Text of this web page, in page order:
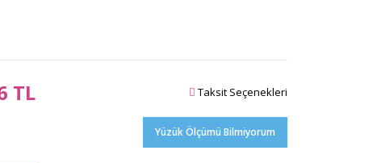
TL Taksit Seçenekleri
Yüzük Ölçümü Bilmiyorum